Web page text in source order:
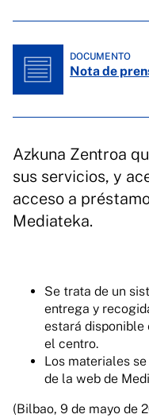
DOCUMENTO
Nota de
Azkuna Zentroa
sus servicios, y
acceso a
Mediateka.
Se trata de un
entrega y
estará disponible
el centro.
Los materiales
de la web de
(Bilbao, 9 de mayo de